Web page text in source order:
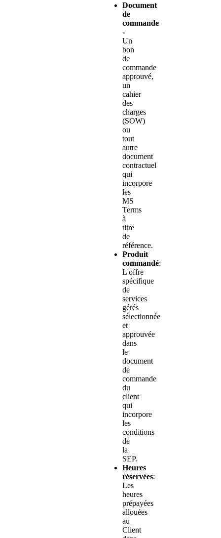
Document
de
commande
-
Un
bon
de
commande
approuvé,
un
cahier
des
charges
(SOW)
ou
tout
autre
document
contractuel
qui
incorpore
les
MS
Terms
à
titre
de
référence.
Produit
commandé:
L'offre
spécifique
de
services
gérés
sélectionnée
et
approuvée
dans
le
document
de
commande
du
client
qui
incorpore
les
conditions
de
la
SEP.
Heures
réservées:
Les
heures
prépayées
allouées
au
Client